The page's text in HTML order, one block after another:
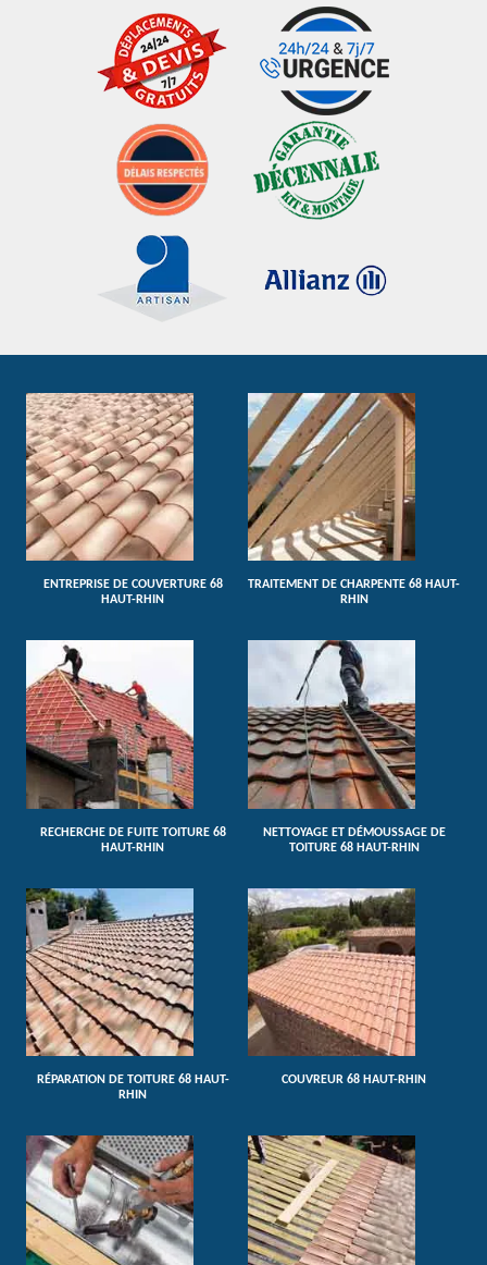
ENTREPRISE DE COUVERTURE 68
HAUT-RHIN
TRAITEMENT DE CHARPENTE 68 HAUT-
RHIN
RECHERCHE DE FUITE TOITURE 68
HAUT-RHIN
NETTOYAGE ET DÉMOUSSAGE DE
TOITURE 68 HAUT-RHIN
RÉPARATION DE TOITURE 68 HAUT-
RHIN
COUVREUR 68 HAUT-RHIN